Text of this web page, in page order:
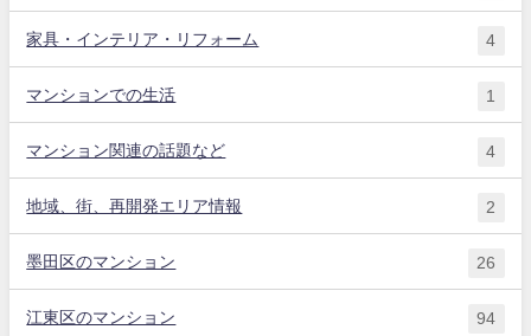
家具・インテリア・リフォーム 4
マンションでの生活 1
マンション関連の話題など 4
地域、街、再開発エリア情報 2
墨田区のマンション 26
江東区のマンション 94